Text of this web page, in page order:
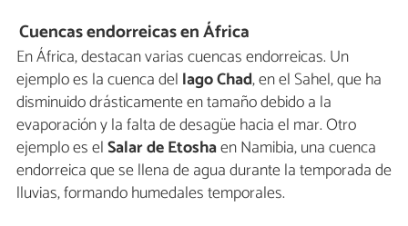
Cuencas endorreicas en África
En África, destacan varias cuencas endorreicas. Un
ejemplo es la cuenca del lago Chad, en el Sahel, que ha
disminuido drásticamente en tamaño debido a la
evaporación y la falta de desagüe hacia el mar. Otro
ejemplo es elSalar de Etoshaen Namibia, una cuenca
endorreica que se llena de agua durante la temporada de
lluvias, formando humedales temporales.